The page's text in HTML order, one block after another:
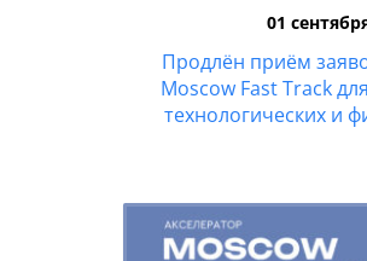
01
Продлён приём
Moscow Fast Track
технологических и